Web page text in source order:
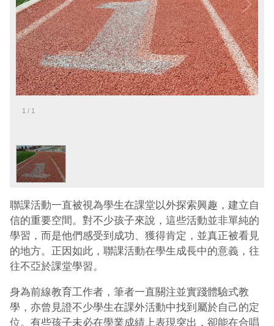
1 / 1
聯課活動一直被視為學生在課堂以外探索興趣，建立自
信的重要空間。對不少孩子來說，這些活動並非單純的
學習，而是他們感受到成功、獲得肯定，並真正被看見
的地方。正因如此，聯課活動在學生成長中的意義，往
往不亞於課堂學習。
身為前線教育工作者，筆者一直關注並實踐體驗式教
學，亦曾見證不少學生在課外活動中找到屬於自己的定
位。有些孩子未必在學業成績上表現突出，卻能在合唱